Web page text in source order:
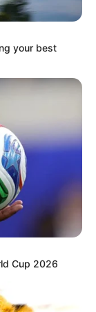
de
your best
Cup 2026